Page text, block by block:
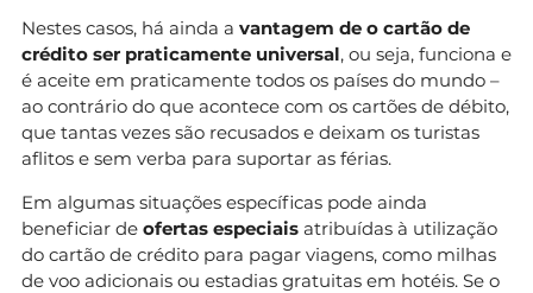
Nestes casos, há ainda a vantagem de o cartão de
crédito ser praticamente universal, ou seja, funciona e
é aceite em praticamente todos os países do mundo –
ao contrário do que acontece com os cartões de débito,
que tantas vezes são recusados e deixam os turistas
aflitos e sem verba para suportar as férias.
Em algumas situações específicas pode ainda
beneficiar de ofertas especiais atribuídas à utilização
do cartão de crédito para pagar viagens, como milhas
de voo adicionais ou estadias gratuitas em hotéis. Se o